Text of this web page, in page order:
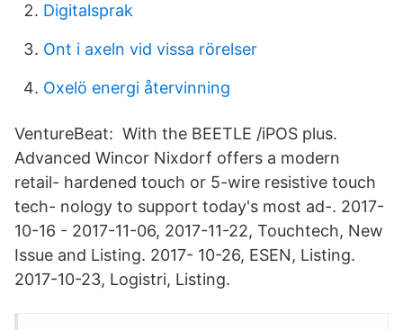
Digitalsprak
Ont i axeln vid vissa rörelser
Oxelö energi återvinning
VentureBeat: With the BEETLE /iPOS plus.
Advanced Wincor Nixdorf offers a modern
retail- hardened touch or 5-wire resistive touch
tech- nology to support today's most ad-. 2017-
10-16 - 2017-11-06, 2017-11-22, Touchtech, New
Issue and Listing. 2017- 10-26, ESEN, Listing.
2017-10-23, Logistri, Listing.